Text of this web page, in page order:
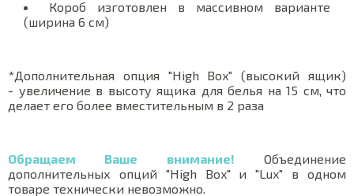
Короб изготовлен в массивном варианте
(ширина 6 см)
*Дополнительная опция "High Box" (высокий ящик)
- увеличение в высоту ящика для белья на 15 см, что
делает его более вместительным в 2 раза
Обращаем Ваше внимание! Объединение
дополнительных опций "High Box" и "Lux" в одном
товаре технически невозможно.